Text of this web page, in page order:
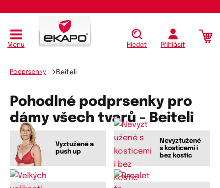
Menu Hledat Přihlásit
Podprsenky Beiteli
Pohodlné podprsenky pro
dámy všech tvarů - Beiteli
Vyztužené a
push up
Nevyztužené
s kosticemi i
bez kostic